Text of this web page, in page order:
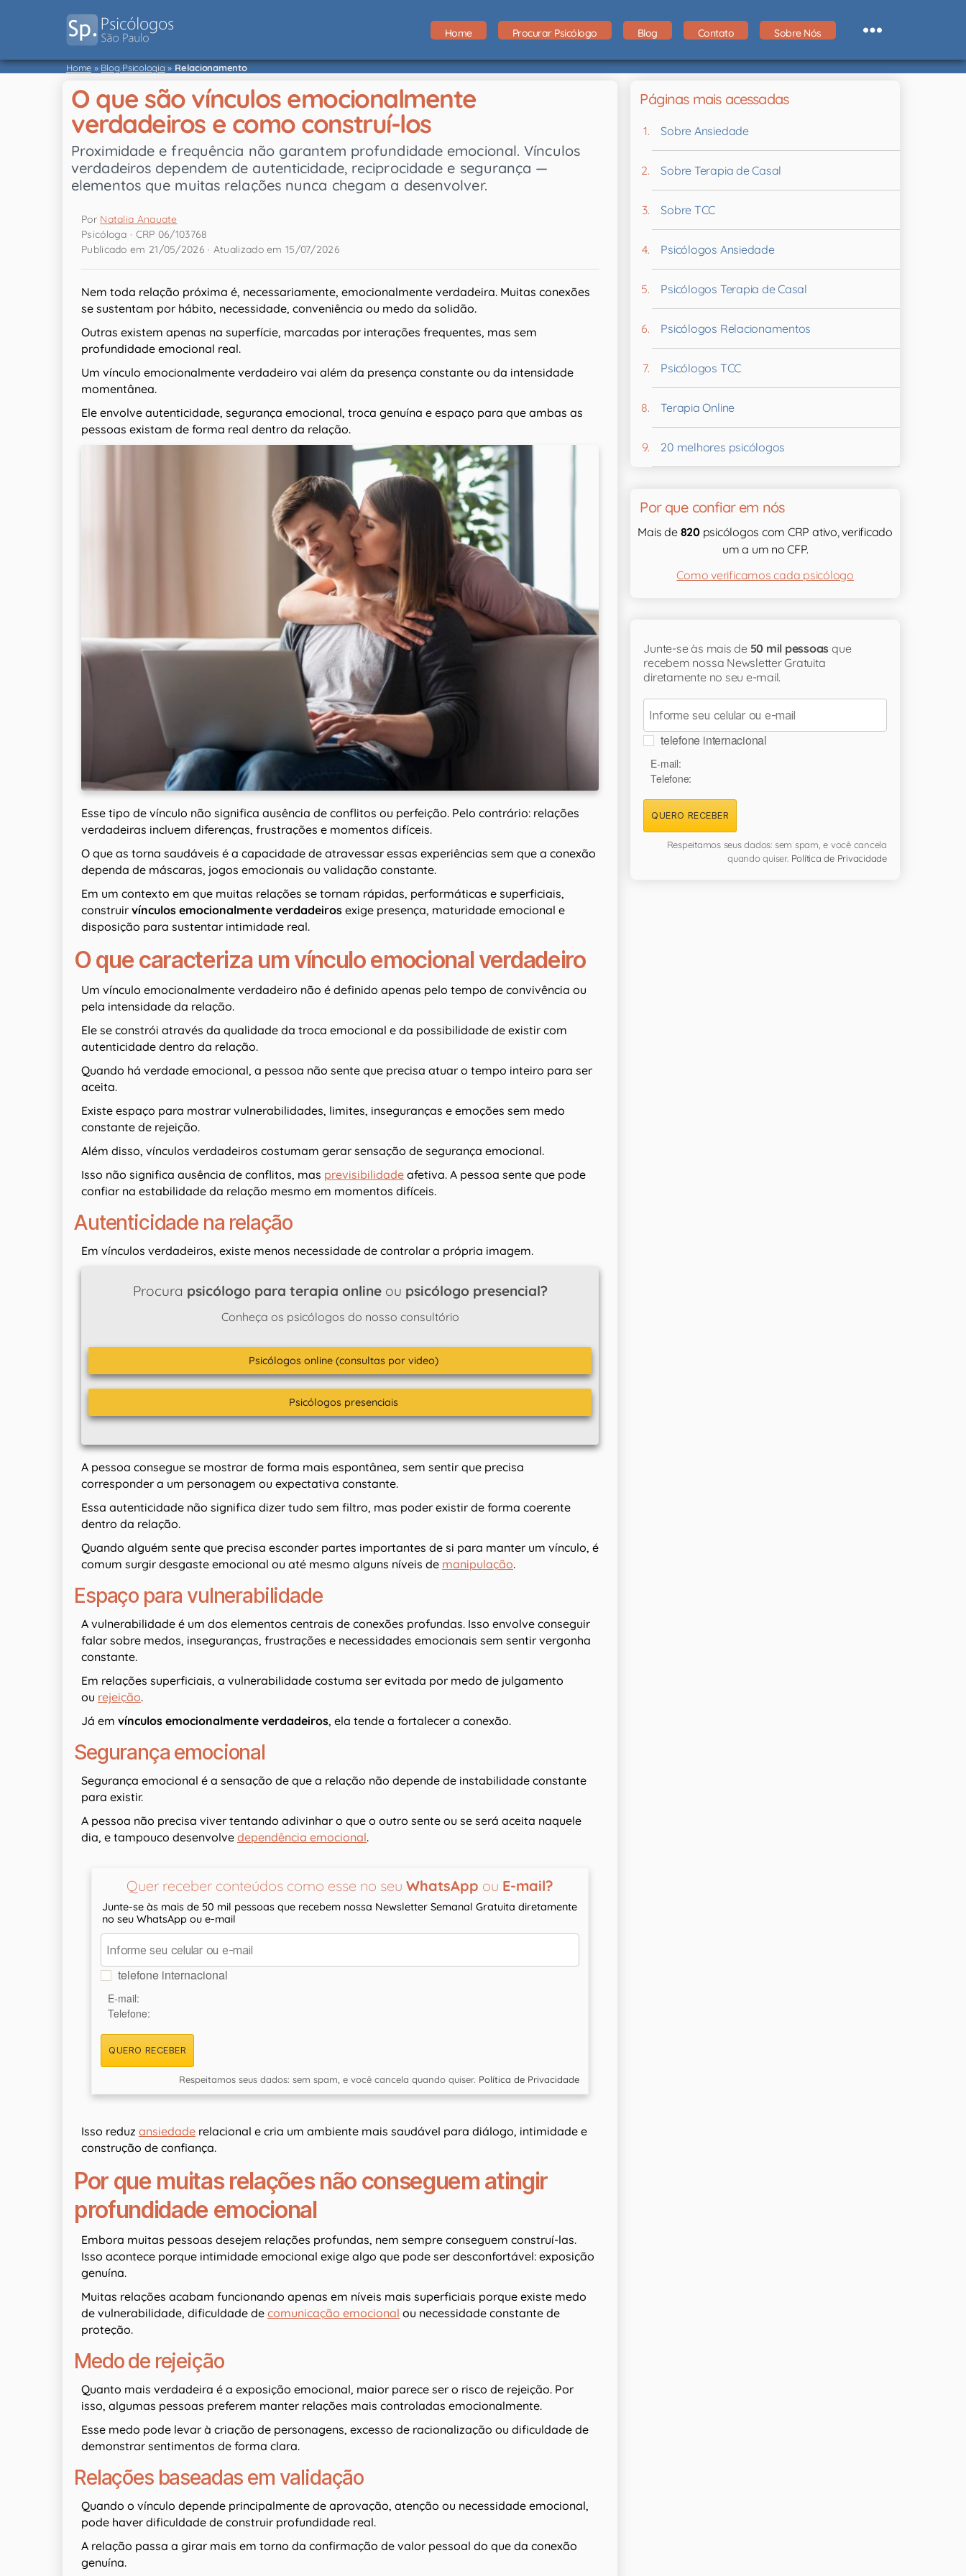
Home Procurar Psicólogo Blog Contato Sobre Nós
Home»Blog Psicologia»Relacionamento
O que são vínculos emocionalmente
verdadeiros e como construí-los
Proximidade e frequência não garantem profundidade emocional. Vínculos
verdadeiros dependem de autenticidade, reciprocidade e segurança —
elementos que muitas relações nunca chegam a desenvolver.
Por Natalia Anauate
Psicóloga · CRP 06/103768
Publicado em 21/05/2026 · Atualizado em 15/07/2026
Nem toda relação próxima é, necessariamente, emocionalmente verdadeira. Muitas conexões
se sustentam por hábito, necessidade, conveniência ou medo da solidão.
Outras existem apenas na superfície, marcadas por interações frequentes, mas sem
profundidade emocional real.
Um vínculo emocionalmente verdadeiro vai além da presença constante ou da intensidade
momentânea.
Ele envolve autenticidade, segurança emocional, troca genuína e espaço para que ambas as
pessoas existam de forma real dentro da relação.
Esse tipo de vínculo não significa ausência de conflitos ou perfeição. Pelo contrário: relações
verdadeiras incluem diferenças, frustrações e momentos difíceis.
O que as torna saudáveis é a capacidade de atravessar essas experiências sem que a conexão
dependa de máscaras, jogos emocionais ou validação constante.
Em um contexto em que muitas relações se tornam rápidas, performáticas e superficiais,
construir vínculos emocionalmente verdadeiros exige presença, maturidade emocional e
disposição para sustentar intimidade real.
O que caracteriza um vínculo emocional verdadeiro
Um vínculo emocionalmente verdadeiro não é definido apenas pelo tempo de convivência ou
pela intensidade da relação.
Ele se constrói através da qualidade da troca emocional e da possibilidade de existir com
autenticidade dentro da relação.
Quando há verdade emocional, a pessoa não sente que precisa atuar o tempo inteiro para ser
aceita.
Existe espaço para mostrar vulnerabilidades, limites, inseguranças e emoções sem medo
constante de rejeição.
Além disso, vínculos verdadeiros costumam gerar sensação de segurança emocional.
Isso não significa ausência de conflitos, mas previsibilidade afetiva. A pessoa sente que pode
confiar na estabilidade da relação mesmo em momentos difíceis.
Autenticidade na relação
Em vínculos verdadeiros, existe menos necessidade de controlar a própria imagem.
Procura psicólogo para terapia onlineou psicólogo presencial?
Conheça os psicólogos do nosso consultório
Psicólogos online (consultas por video)
Psicólogos presenciais
A pessoa consegue se mostrar de forma mais espontânea, sem sentir que precisa
corresponder a um personagem ou expectativa constante.
Essa autenticidade não significa dizer tudo sem filtro, mas poder existir de forma coerente
dentro da relação.
Quando alguém sente que precisa esconder partes importantes de si para manter um vínculo, é
comum surgir desgaste emocional ou até mesmo alguns níveis de manipulação.
Espaço para vulnerabilidade
A vulnerabilidade é um dos elementos centrais de conexões profundas. Isso envolve conseguir
falar sobre medos, inseguranças, frustrações e necessidades emocionais sem sentir vergonha
constante.
Em relações superficiais, a vulnerabilidade costuma ser evitada por medo de julgamento
ou rejeição.
Já em vínculos emocionalmente verdadeiros, ela tende a fortalecer a conexão.
Segurança emocional
Segurança emocional é a sensação de que a relação não depende de instabilidade constante
para existir.
A pessoa não precisa viver tentando adivinhar o que o outro sente ou se será aceita naquele
dia, e tampouco desenvolve dependência emocional.
Quer receber conteúdos como esse no seuWhatsApp ou E-mail?
Junte-se às mais de 50 mil pessoas que recebem nossa Newsletter Semanal Gratuita diretamente
no seu WhatsApp ou e-mail
telefone internacional
E-mail:
Telefone:
QUERO RECEBER
Respeitamos seus dados: sem spam, e você cancela quando quiser. Política de Privacidade
Isso reduz ansiedade relacional e cria um ambiente mais saudável para diálogo, intimidade e
construção de confiança.
Por que muitas relações não conseguem atingir
profundidade emocional
Embora muitas pessoas desejem relações profundas, nem sempre conseguem construí-las.
Isso acontece porque intimidade emocional exige algo que pode ser desconfortável: exposição
genuína.
Muitas relações acabam funcionando apenas em níveis mais superficiais porque existe medo
de vulnerabilidade, dificuldade de comunicação emocional ou necessidade constante de
proteção.
Medo de rejeição
Quanto mais verdadeira é a exposição emocional, maior parece ser o risco de rejeição. Por
isso, algumas pessoas preferem manter relações mais controladas emocionalmente.
Esse medo pode levar à criação de personagens, excesso de racionalização ou dificuldade de
demonstrar sentimentos de forma clara.
Relações baseadas em validação
Quando o vínculo depende principalmente de aprovação, atenção ou necessidade emocional,
pode haver dificuldade de construir profundidade real.
A relação passa a girar mais em torno da confirmação de valor pessoal do que da conexão
genuína.
Páginas mais acessadas
Sobre Ansiedade
Sobre Terapia de Casal
Sobre TCC
Psicólogos Ansiedade
Psicólogos Terapia de Casal
Psicólogos Relacionamentos
Psicólogos TCC
Terapia Online
20 melhores psicólogos
Por que confiar em nós
Mais de 820psicólogos com CRP ativo, verificado
um a um no CFP.
Como verificamos cada psicólogo
Junte-se às mais de 50 mil pessoas que
recebem nossa Newsletter Gratuita
diretamente no seu e-mail.
telefone internacional
E-mail:
Telefone:
QUERO RECEBER
Respeitamos seus dados: sem spam, e você cancela
quando quiser. Política de Privacidade